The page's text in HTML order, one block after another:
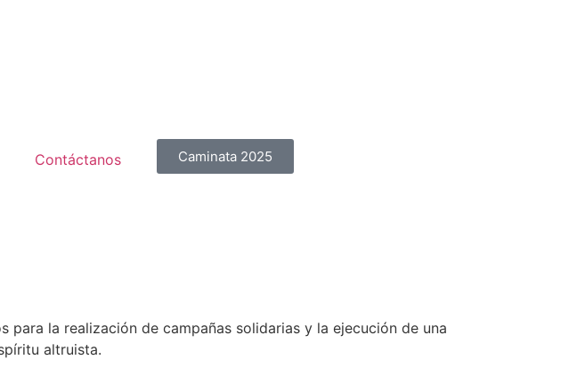
Contáctanos Caminata 2025
la realización de campañas solidarias y la ejecución de una
altruista.